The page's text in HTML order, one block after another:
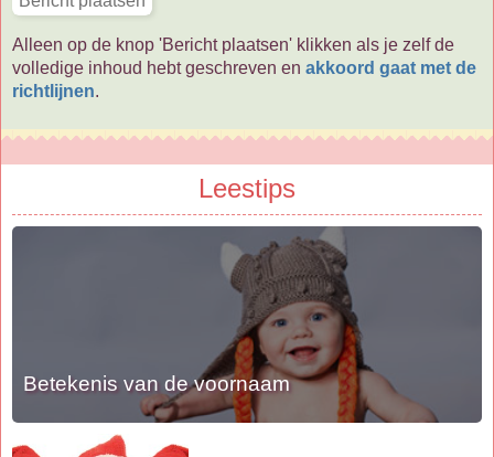
Alleen op de knop 'Bericht plaatsen' klikken als je zelf de
volledige inhoud hebt geschreven en akkoord gaat met de
richtlijnen.
Leestips
Betekenis van de voornaam